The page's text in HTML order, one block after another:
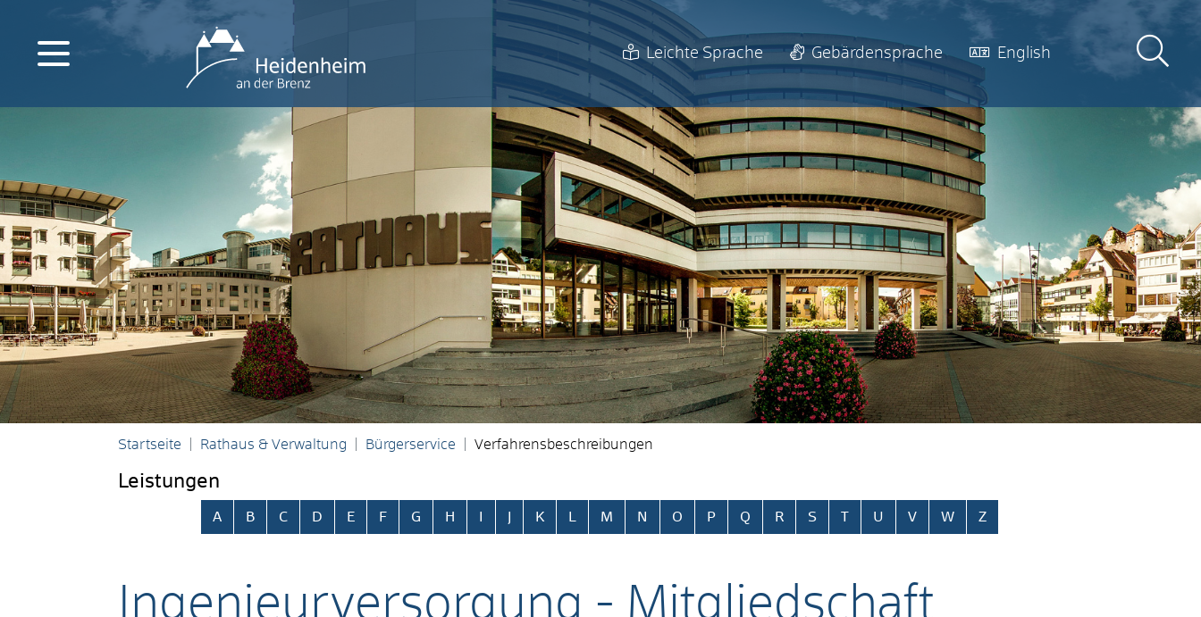
Leichte Sprache Gebärdensprache English
Startseite Rathaus & Verwaltung Bürgerservice Verfahrensbeschreibungen
Leistungen
Alphabetisches Register überspringen
A B C D E F G H K M N O P Q R S T U V W Z
Ingenieurversorgung - Mitgliedschaft